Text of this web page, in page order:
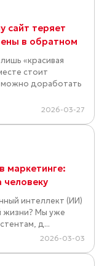
сайт теряет
в обратном
«красивая
стоит
можно доработать
2026-03-27
маркетинге:
интеллект (ИИ)
жизни? Мы уже
д...
2026-03-03